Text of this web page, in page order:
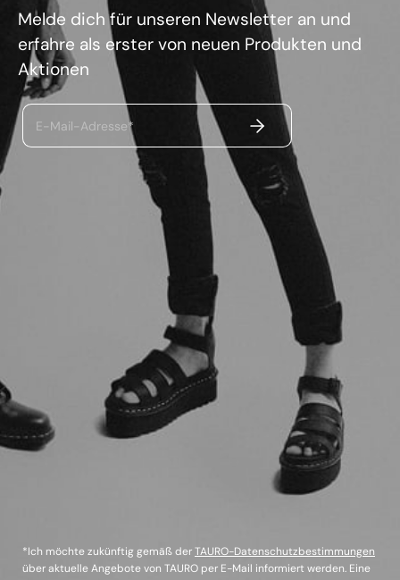
Melde dich für unseren Newsletter an und
erfahre als erster von neuen Produkten und
Aktionen
E-Mail-Adresse* ABSENDEN
*Ich möchte zukünftig gemäß derTAURO-Datenschutzbestimmungen
über aktuelle Angebote von TAURO per E-Mail informiert werden. Eine